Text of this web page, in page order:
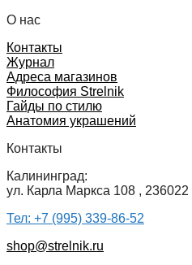
О нас
Контакты
Журнал
Адреса магазинов
Философия Strelnik
Гайды по стилю
Анатомия украшений
Контакты
Калининград:
ул. Карла Маркса 108 , 236022
Тел: +7 (995) 339-86-52
shop@strelnik.ru